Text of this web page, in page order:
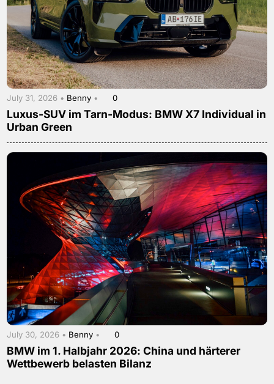
July 31, 2026 • Benny • 0
Luxus-SUV im Tarn-Modus: BMW X7 Individual in
Urban Green
July 30, 2026 • Benny • 0
BMW im 1. Halbjahr 2026: China und härterer
Wettbewerb belasten Bilanz